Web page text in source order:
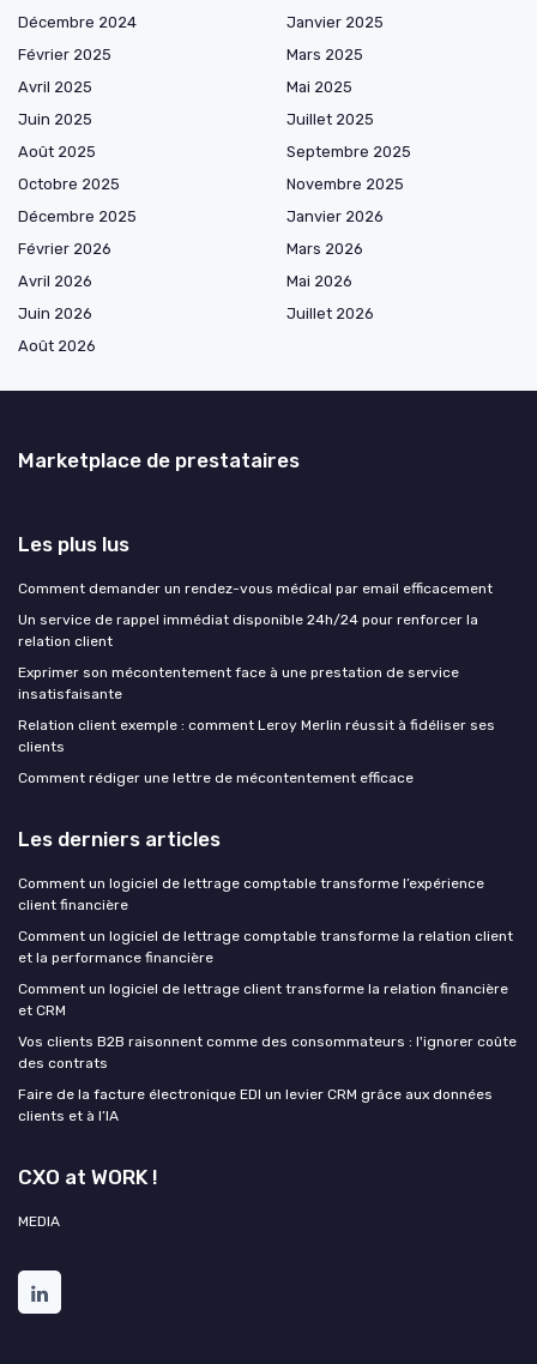
Décembre 2024
Janvier 2025
Février 2025
Mars 2025
Avril 2025
Mai 2025
Juin 2025
Juillet 2025
Août 2025
Septembre 2025
Octobre 2025
Novembre 2025
Décembre 2025
Janvier 2026
Février 2026
Mars 2026
Avril 2026
Mai 2026
Juin 2026
Juillet 2026
Août 2026
Marketplace de prestataires
Les plus lus
Comment demander un rendez-vous médical par email efficacement
Un service de rappel immédiat disponible 24h/24 pour renforcer la
relation client
Exprimer son mécontentement face à une prestation de service
insatisfaisante
Relation client exemple : comment Leroy Merlin réussit à fidéliser ses
clients
Comment rédiger une lettre de mécontentement efficace
Les derniers articles
Comment un logiciel de lettrage comptable transforme l’expérience
client financière
Comment un logiciel de lettrage comptable transforme la relation client
et la performance financière
Comment un logiciel de lettrage client transforme la relation financière
et CRM
Vos clients B2B raisonnent comme des consommateurs : l'ignorer coûte
des contrats
Faire de la facture électronique EDI un levier CRM grâce aux données
clients et à l’IA
CXO at WORK !
MEDIA